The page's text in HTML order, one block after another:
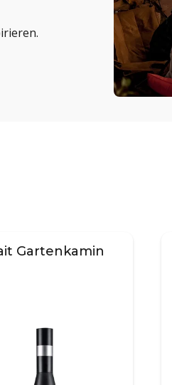
Gartenkamin